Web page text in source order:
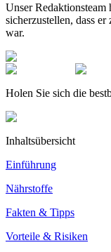
Unser
sicherzustellen, dass
war.
Holen Sie sich die
Inhaltsübersicht
Einführung
Nährstoffe
Fakten & Tipps
Vorteile & Risiken